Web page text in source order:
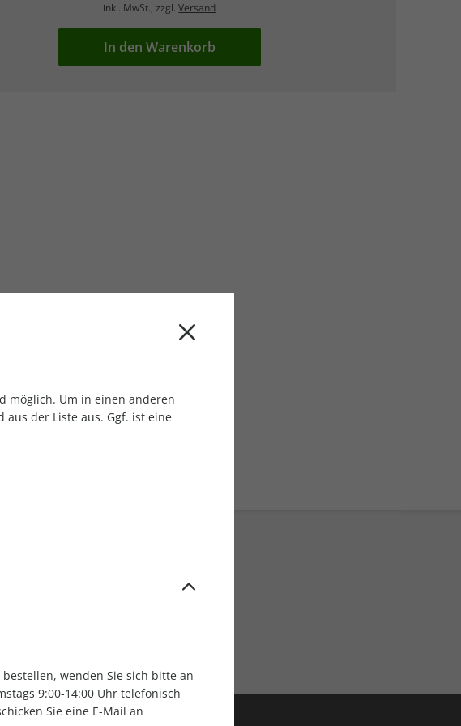
inkl. MwSt., zzgl.Versand
In den Warenkorb
möglich. Um in einen anderen
aus der Liste aus. Ggf. ist eine
wenden Sie sich bitte an
9:00-14:00 Uhr telefonisch
Sie eine E-Mail an